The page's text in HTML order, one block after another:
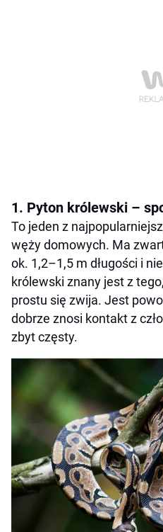
1. Pyton królewski –
To jeden z
węży domowych. Ma
ok. 1,2–1,5 m długości i
królewski znany jest z
prostu się zwija. Jest
dobrze znosi kontakt z
zbyt częsty.